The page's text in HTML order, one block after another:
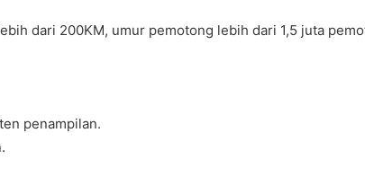
dari 200KM, umur pemotong lebih dari 1,5 juta
penampilan.